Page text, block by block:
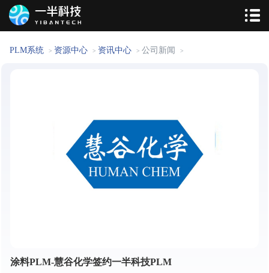
PLM系统 > 资源中心 > 资讯中心 > 公司新闻 >
涂料PLM-慧谷化学签约一半科技PLM